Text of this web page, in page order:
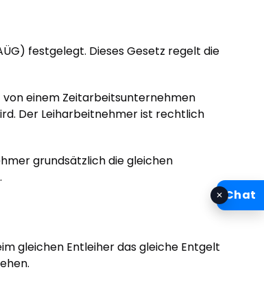
festgelegt. Dieses Gesetz regelt die
einem Zeitarbeitsunternehmen
Der Leiharbeitnehmer ist rechtlich
grundsätzlich die gleichen
gleichen Entleiher das gleiche Entgelt
Chat
✕